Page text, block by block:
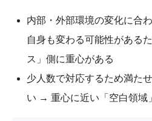
内部・外部環境の変化に合
自身も変わる可能性がある
ス」側に重心がある
少人数で対応するため満た
い → 重心に近い「空白領域